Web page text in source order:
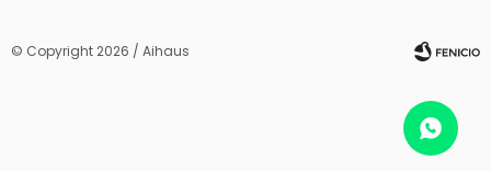
© Copyright 2026 / Aihaus